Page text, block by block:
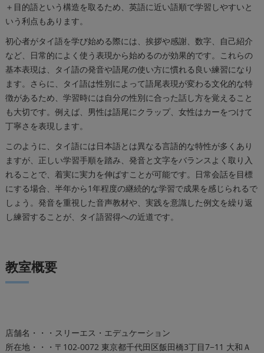
＋目的語という構造を取るため、英語に近い語順で学習しやすいと
いう利点もあります。
初心者がタイ語を学び始める際には、挨拶や感謝、数字、自己紹介
など、日常的によく使う表現から始めるのが効果的です。これらの
基本表現は、タイ語の発音や語尾の使い方に慣れる良い練習になり
ます。さらに、タイ語は性別によって語尾表現が変わる文化的な特
徴があるため、学習時には自分の性別に合った話し方を覚えること
も大切です。例えば、男性は語尾にクラップ、女性はカーをつけて
丁寧さを表現します。
このように、タイ語には日本語とは異なる言語的な特性が多くあり
ますが、正しい学習手順を踏み、発音と文字をバランスよく取り入
れることで、着実に実力を伸ばすことが可能です。日常会話を目標
にする場合、半年から1年程度の継続的な学習で成果を感じられるで
しょう。発音を重視した音声教材や、実践を意識した例文を繰り返
し練習することが、タイ語習得への近道です。
教室概要
店舗名・・・スリーエス・エデュケーション
所在地・・・〒102-0072 東京都千代田区飯田橋3丁目7−11 大和Ａ